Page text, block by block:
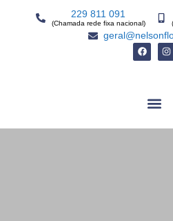
229 811 091
(Chamada rede fixa nacional)